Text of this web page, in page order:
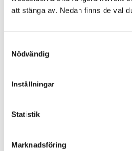
att stänga av. Nedan finns de val
Nödvändig
Inställningar
Statistik
Marknadsföring
KONTAKT
Besöksadress
Box 18, 295 21 Bromölla